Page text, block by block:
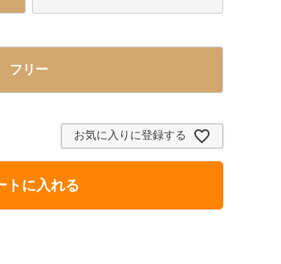
フリー
お気に入りに登録する
トに入れる